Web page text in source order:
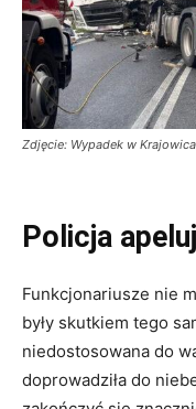
Zdjęcie: Wypadek w
Policja
Funkcjonariusze nie
były skutkiem tego
niedostosowana do
doprowadziła do